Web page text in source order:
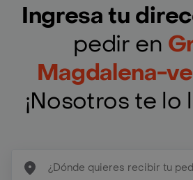
Ingresa tu
pedir en
Magdalena-
¡Nosotros te lo